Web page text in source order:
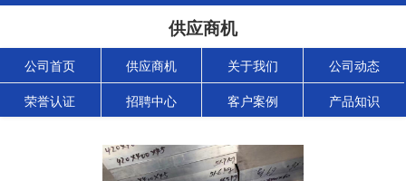
供应商机
公司首页 供应商机 关于我们 公司动态
荣誉认证 招聘中心 客户案例 产品知识